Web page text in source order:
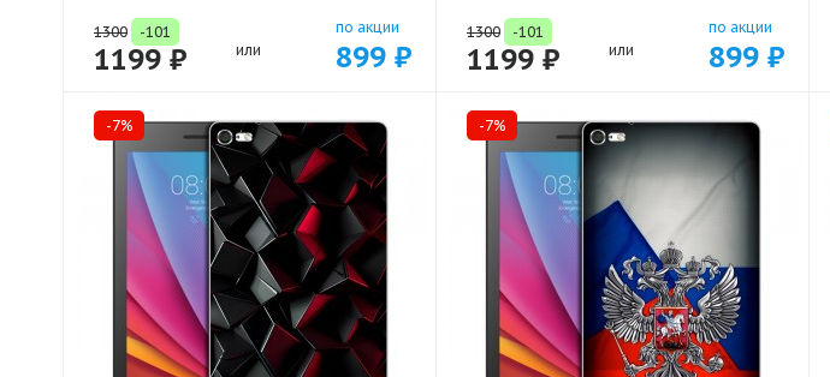
1300 -101
1199 ₽ или
по акции
899 ₽
1300 -101
1199 ₽ или
по акции
899 ₽
-7% -7%